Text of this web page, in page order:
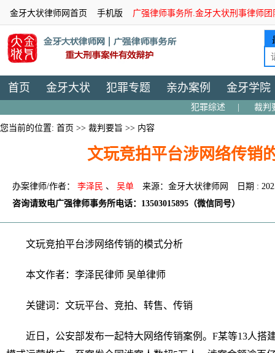
金牙大状律师网首页 手机版 广强律师事务所.金牙大状刑事律师
首页 金牙大状 犯罪专题 亲办案例 金牙学院
犯罪综述 裁判
您当前的位置: 首页 >> 裁判要旨 >> 内容
文玩竞拍平台涉网络传销
办案律师/作者： 李泽民 、 吴单 来源：金牙大状律师网
日期 :
咨询请致电广强律师事务所电话：13503015895（微信同号）
文玩竞拍平台涉网络传销的模式分析
本文作者：李泽民律师 吴单律师
关键词：文玩平台、竞拍、转售、传销
近日，公安部发布一起特大网络传销案例。F某等13人搭